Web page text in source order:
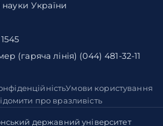
науки України
(гаряча лінія) (044) 481-32-11
Умови користування
про вразливість
державний університет